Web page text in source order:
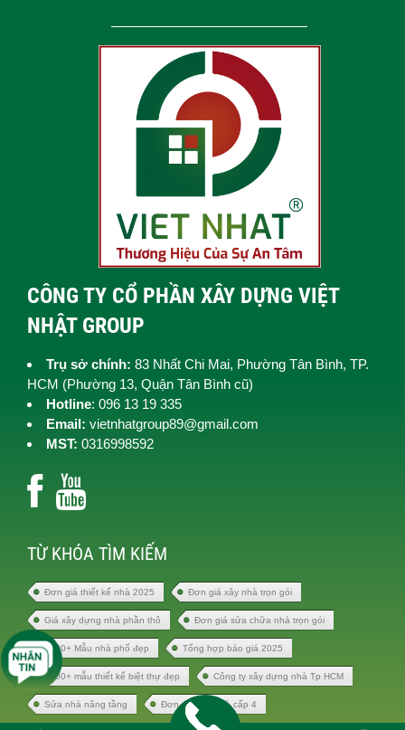
CÔNG TY CỔ PHẦN XÂY DỰNG VIỆT
NHẬT GROUP
Trụ sở chính: 83 Nhất Chi Mai, Phường Tân Bình, TP.
HCM (Phường 13, Quận Tân Bình cũ)
Hotline: 096 13 19 335
Email: vietnhatgroup89@gmail.com
MST: 0316998592
TỪ KHÓA TÌM KIẾM
Đơn giá thiết kế nhà 2025 Đơn giá xây nhà trọn gói
Giá xây dựng nhà phần thô Đơn giá sửa chữa nhà trọn gói
1000+ Mẫu nhà phố đẹp Tổng hợp báo giá 2025
1000+ mẫu thiết kế biệt thự đẹp Công ty xây dựng nhà Tp HCM
Sửa nhà nâng tầng Đơn giá xây nhà cấp 4